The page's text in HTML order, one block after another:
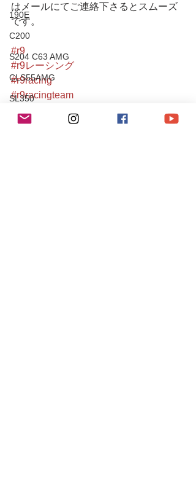
190E
C200
S204 C63 AMG
CLS55AMG
SL350
Chevrole
はメールにてご連絡下さるとスムーズ
です。
#r9
#r9レーシング
#r9racing
#r9racingteam
#porschecayman